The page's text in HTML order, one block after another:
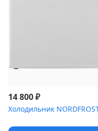
14 800₽